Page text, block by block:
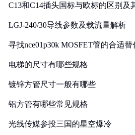
C13和C14插头国标与欧标的区别及
LGJ-240/30导线参数及载流量解析
寻找nce01p30k MOSFET管的合适
电梯的尺寸有哪些规格
镀锌方管尺寸一般有哪些
铝方管有哪些常见规格
光线传媒参投三国的星空爆冷